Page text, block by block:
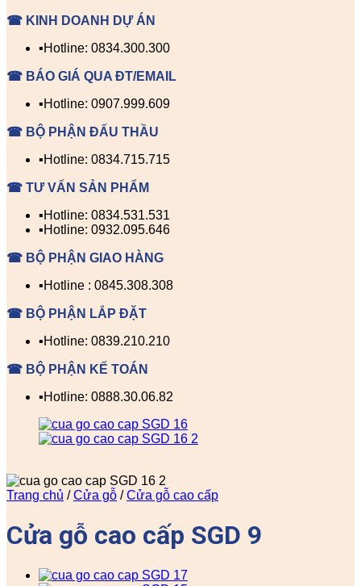
☎ KINH DOANH DỰ ÁN
▪️Hotline: 0834.300.300
☎ BÁO GIÁ QUA ĐT/EMAIL
▪️Hotline: 0907.999.609
☎ BỘ PHẬN ĐẤU THẦU
▪️Hotline: 0834.715.715
☎ TƯ VẤN SẢN PHẨM
▪️Hotline: 0834.531.531
▪️Hotline: 0932.095.646
☎ BỘ PHẬN GIAO HÀNG
▪️Hotline : 0845.308.308
☎ BỘ PHẬN LẮP ĐẶT
▪️Hotline: 0839.210.210
☎ BỘ PHẬN KẾ TOÁN
▪️Hotline: 0888.30.06.82
Trang chủ / Cửa gỗ / Cửa gỗ cao cấp
Cửa gỗ cao cấp SGD 9